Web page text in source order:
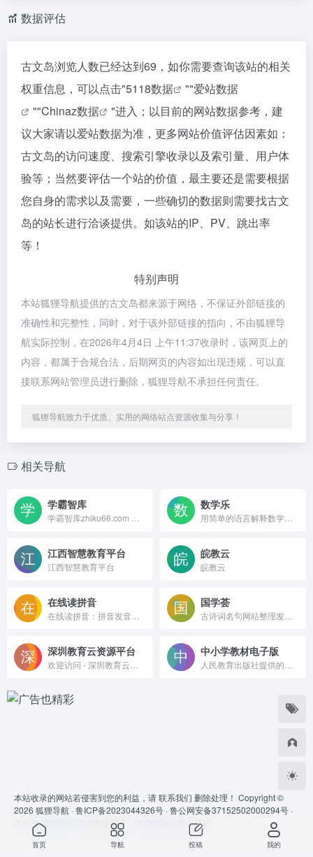
数据评估
古文岛浏览人数已经达到69，如你需要查询该站的相关
权重信息，可以点击"5118数据 ""爱站数据
""Chinaz数据
"进入；以目前的网站数据参考，建
议大家请以爱站数据为准，更多网站价值评估因素如：
古文岛的访问速度、搜索引擎收录以及索引量、用户体
验等；当然要评估一个站的价值，最主要还是需要根据
您自身的需求以及需要，一些确切的数据则需要找古文
岛的站长进行洽谈提供。如该站的IP、PV、跳出率
等！
特别声明
本站狐狸导航提供的古文岛都来源于网络，不保证外部链接的
准确性和完整性，同时，对于该外部链接的指向，不由狐狸导
航实际控制，在2026年4月4日 上午11:37收录时，该网页上的
内容，都属于合规合法，后期网页的内容如出现违规，可以直
接联系网站管理员进行删除，狐狸导航不承担任何责任。
狐狸导航致力于优质、实用的网络站点资源收集与分享！
相关导航
学霸智库 数学乐
江西智慧教育平台
江西智慧教育平台
皖教云
皖教云
在线读拼音 国学荟
深圳教育云资源平台 中小学教材电子版
本站收录的网站若侵害到您的利益，请联系我们 删除处理！ Copyright ©
2026 狐狸导航 ·鲁ICP备2023044326号 ·鲁公网安备37152502000294号 ·
本站由蜜蜂图床 提供图像服务 · 由 强力驱动
首页 导航 投稿 我的